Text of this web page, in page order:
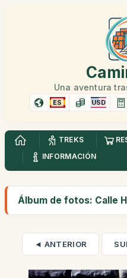
Una aventura
ES USD
TREKS
INFORMACIÓN
Álbum de fotos: Calle
◄ ANTERIOR